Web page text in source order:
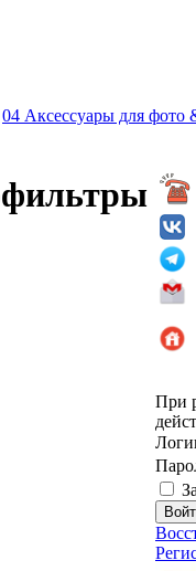
04 Аксессуары для фото
При